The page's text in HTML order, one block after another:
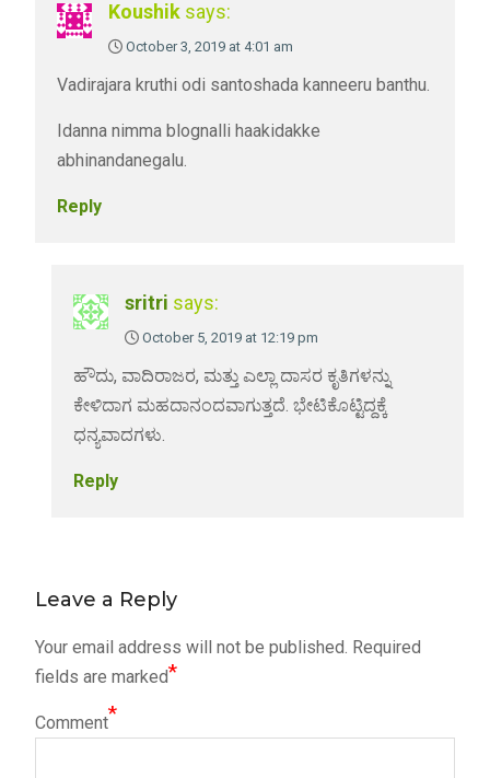
Koushik says:
October 3, 2019 at 4:01 am
Vadirajara kruthi odi santoshada kanneeru banthu.
Idanna nimma blognalli haakidakke
abhinandanegalu.
Reply
sritri says:
October 5, 2019 at 12:19 pm
ಹೌದು, ವಾದಿರಾಜರ, ಮತ್ತು ಎಲ್ಲಾ ದಾಸರ ಕೃತಿಗಳನ್ನು
ಕೇಳಿದಾಗ ಮಹದಾನಂದವಾಗುತ್ತದೆ. ಭೇಟಿಕೊಟ್ಟಿದ್ದಕ್ಕೆ
ಧನ್ಯವಾದಗಳು.
Reply
Leave a Reply
Your email address will not be published. Required
fields are marked*
Comment*